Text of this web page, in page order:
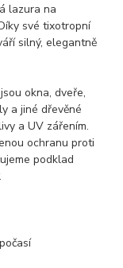
lazura na
své tixotropní
silný, elegantně
okna, dveře,
a jiné dřevěné
a UV zářením.
ochranu proti
podklad